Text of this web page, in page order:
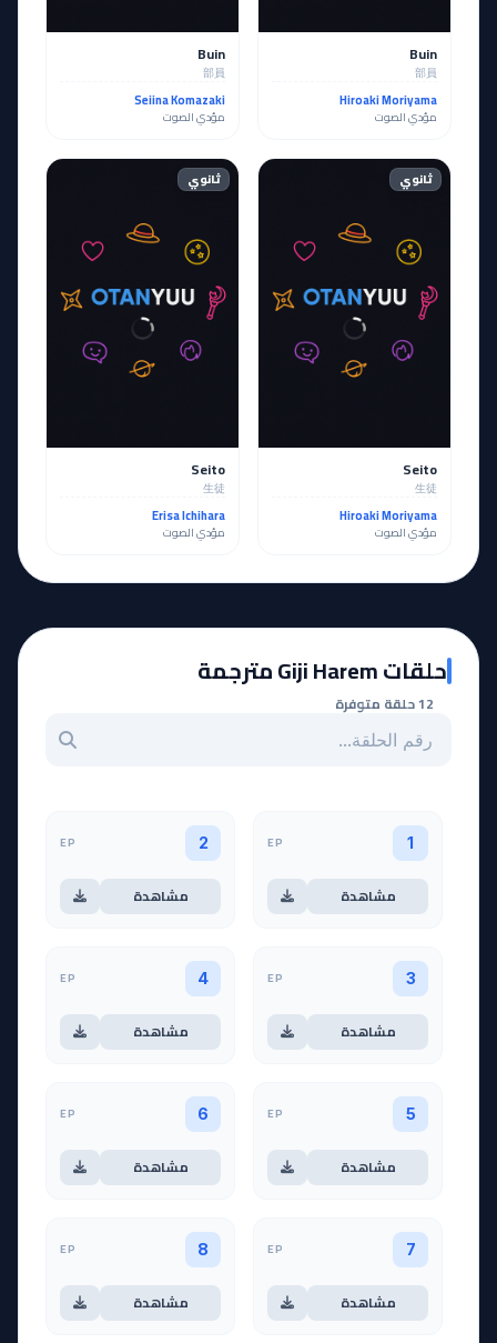
Buin
部員
Hiroaki Moriyama
مؤدي الصوت
Buin
部員
Seiina Komazaki
مؤدي الصوت
ثانوي
Seito
生徒
Hiroaki Moriyama
مؤدي الصوت
ثانوي
Seito
生徒
Erisa Ichihara
مؤدي الصوت
حلقات Giji Harem مترجمة
12 حلقة متوفرة
بحث عن حلقة بالرقم
1
EP
مشاهدة
2
EP
مشاهدة
3
EP
مشاهدة
4
EP
مشاهدة
5
EP
مشاهدة
6
EP
مشاهدة
7
EP
مشاهدة
8
EP
مشاهدة